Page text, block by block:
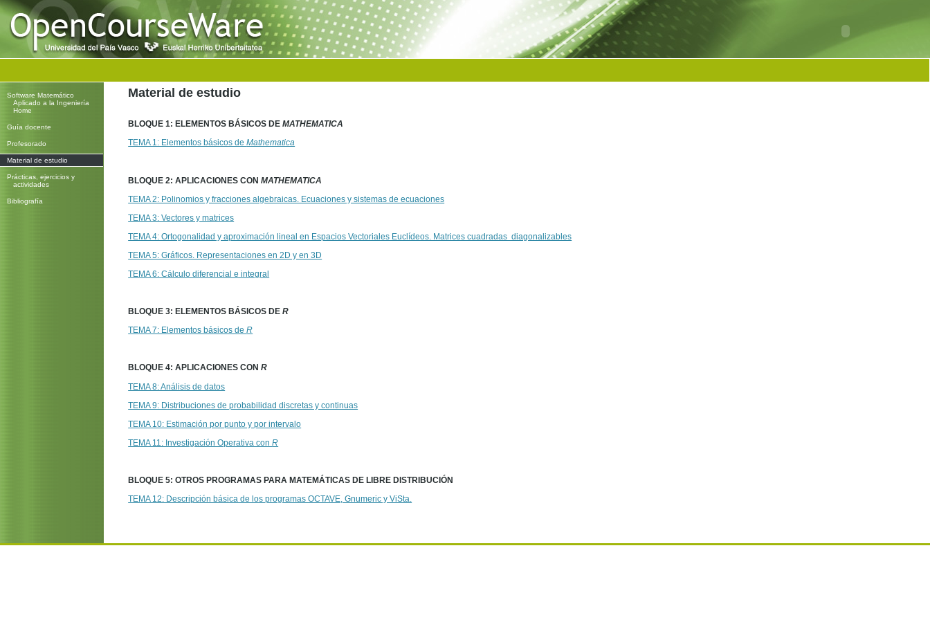
Cambiar
contenido.
UPV/EHU
Secciones
Personales
Software Matemático
Aplicado a la Ingeniería
Home
Guía docente
Profesorado
Material de estudio
Prácticas, ejercicios y
actividades
Bibliografía
Material de estudio
BLOQUE 1: ELEMENTOS BÁSICOS DEMATHEMATICA
TEMA 1: Elementos básicos deMathematica
BLOQUE 2: APLICACIONES CONMATHEMATICA
TEMA 2: Polinomios y fracciones algebraicas. Ecuaciones y sistemas de ecuaciones
TEMA 3: Vectores y matrices
TEMA 4: Ortogonalidad y aproximación lineal en Espacios Vectoriales Euclídeos. Matrices cuadradas diagonalizables
TEMA 5: Gráficos. Representaciones en 2D y en 3D
TEMA 6: Cálculo diferencial e integral
BLOQUE 3: ELEMENTOS BÁSICOS DER
TEMA 7: Elementos básicos deR
BLOQUE 4: APLICACIONES CONR
TEMA 8: Análisis de datos
TEMA 9: Distribuciones de probabilidad discretas y continuas
TEMA 10: Estimación por punto y por intervalo
TEMA 11: Investigación Operativa conR
BLOQUE 5: OTROS PROGRAMAS PARA MATEMÁTICAS DE LIBRE DISTRIBUCIÓN
TEMA 12: Descripción básica de los programas OCTAVE, Gnumeric y ViSta.